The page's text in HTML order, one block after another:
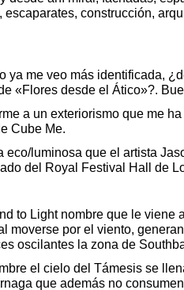
escaparates, construcción,
ya me veo más identificada,
«Flores desde el Ático»?.
a un exteriorismo que me
Cube Me.
eco/luminosa que el artista
del Royal Festival Hall de
to Lightnombre que le viene
moverse por el viento,
oscilantes la zona de
el cielo del Támesis se
que además no